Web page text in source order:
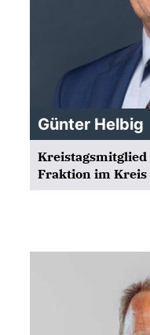
Günter Helbig
Kreistagsmitglied
Fraktion im Kreis